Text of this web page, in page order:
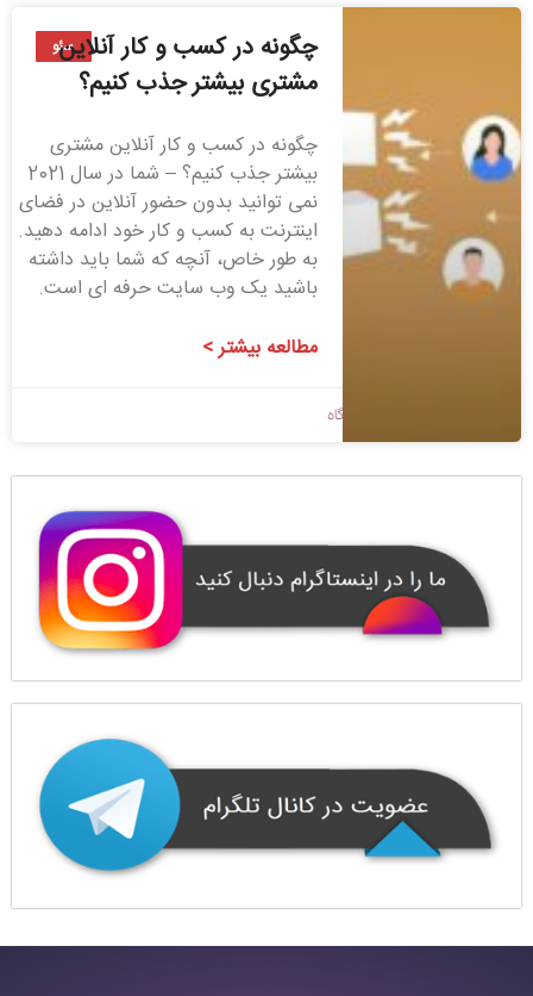
سئو
چگونه در کسب و کار آنلاین
مشتری بیشتر جذب کنیم؟
چگونه در کسب و کار آنلاین مشتری
بیشتر جذب کنیم؟ – شما در سال 2021
نمی توانید بدون حضور آنلاین در فضای
اینترنت به کسب و کار خود ادامه دهید.
به طور خاص، آنچه که شما باید داشته
باشید یک وب سایت حرفه ای است.
مطالعه بیشتر >
بدون دیدگاه